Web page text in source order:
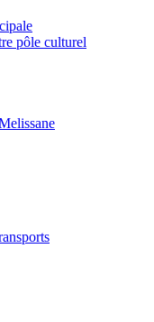
pôle culturel